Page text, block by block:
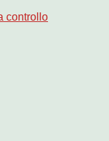
controllo